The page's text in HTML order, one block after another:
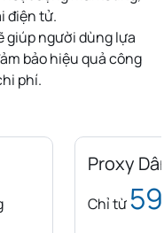
điện tử.
giúp người dùng lựa
bảo hiệu quả công
phí.
Proxy
Chỉ từ